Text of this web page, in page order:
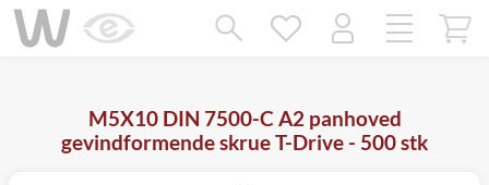
M5X10 DIN 7500-C A2 panhoved
gevindformende skrue T-Drive - 500 stk
Mangler chatten?
Ret samtykke!